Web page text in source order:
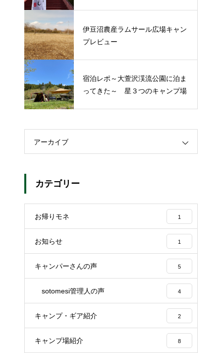
伊豆沼農産ラムサール広場キャン
プレビュー
宿泊レポ～大萱沢渓流公園に泊ま
ってきた～ 星３つのキャンプ場
アーカイブ
カテゴリー
お帰りモネ 1
お知らせ 1
キャンパーさんの声 5
sotomesi管理人の声 4
キャンプ・ギア紹介 2
キャンプ場紹介 8